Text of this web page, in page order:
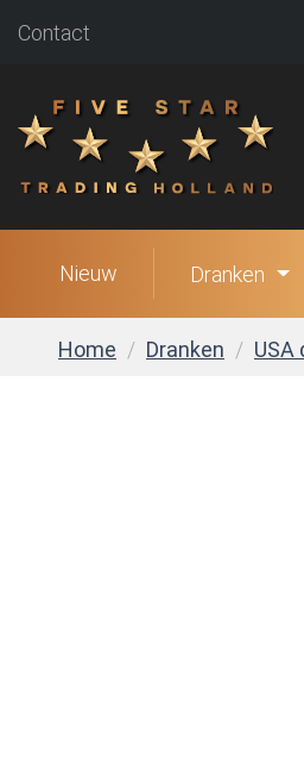
Contact
Nieuw Dranken
Home Dranken USA